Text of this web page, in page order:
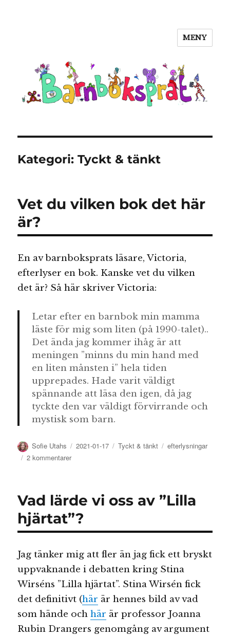
MENY
Kategori:Tyckt & tänkt
Vet du vilken bok det här
är?
En av barnboksprats läsare, Victoria,
efterlyser en bok. Kanske vet du vilken
det är? Så här skriver Victoria:
Letar efter en barnbok min mamma
läste för mig som liten (på 1990-talet)..
Det ända jag kommer ihåg är att
meningen ”minns du min hand med
en liten månsten i” hela tiden
upprepades. Hade varit väldigt
spännande att läsa den igen, då jag
tyckte den var väldigt förvirrande och
mystisk som barn.
Författare
Sofie Utahs
Publicerat
2021-01-17 Kategorier
Tyckt & tänkt Etiketter
efterlysningar
2 kommentarertill
bok
det
här
är?
Vad lärde vi oss av ”Lilla
hjärtat”?
Jag tänker mig att fler än jag fick ett bryskt
uppvaknande i debatten kring Stina
Wirséns ”Lilla hjärtat”. Stina Wirsén fick
det definitivt (här är hennes bild av vad
som hände ochhär är professor Joanna
Rubin Drangers genomgång av argument